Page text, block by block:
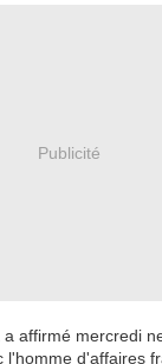
Publicité
affirmé mercredi
d'affaires